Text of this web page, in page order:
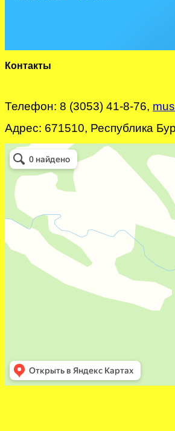
Контакты
Телефон: 8 (3053) 41-8-76,
Адрес: 671510, Республика